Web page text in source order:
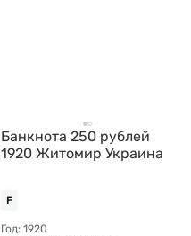
Банкнота 250 рублей
1920 Житомир Украина
F
Год: 1920